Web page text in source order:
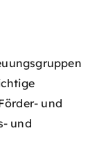
und
und